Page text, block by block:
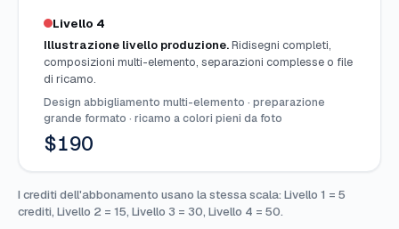
Livello 4
Illustrazione livello produzione.Ridisegni completi,
composizioni multi-elemento, separazioni complesse o file
di ricamo.
Design abbigliamento multi-elemento · preparazione
grande formato · ricamo a colori pieni da foto
$190
I crediti dell'abbonamento usano la stessa scala: Livello 1 = 5
crediti, Livello 2 = 15, Livello 3 = 30, Livello 4 = 50.